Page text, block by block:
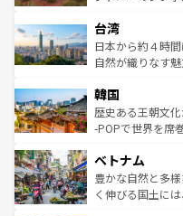
ならではの贅沢な旅のスタイ
情報はコンテン
れるおもてなし
人々、おいしい
ク、伝統的なフ
ワイを、存分に味わってほしい
はコンテンツ一覧
リアリーフや大
ク）、タスマニ
ど、見どころが
いる。アクティ
ビング、ハイキ
い。オーストラ
参照してほしい。
台湾
日本から約４時
自然が織りなす
ン）、静ひつな山
と山間の静けさ
驚きをもたらし
容にもいいと評判
が味
照してほしい。
韓国
歴史ある王朝文
-POPで世界を席
き、地方に足を延
できる。そして
まで、さまざま
ベトナム
豊かな自然と多
く伸びる国土に